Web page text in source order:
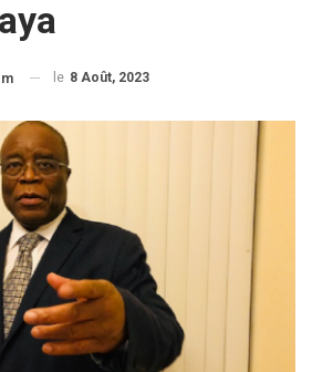
le 8 Août, 2023